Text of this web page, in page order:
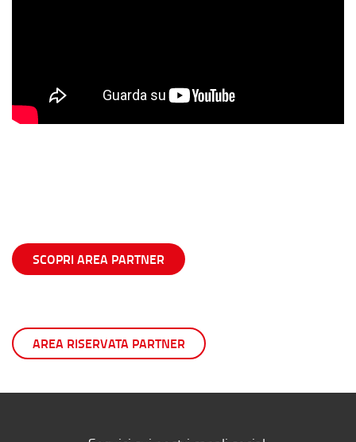
SCOPRI AREA PARTNER
AREA RISERVATA PARTNER